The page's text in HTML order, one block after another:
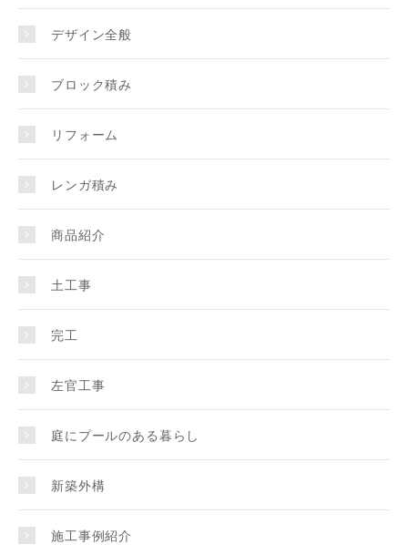
デザイン全般
ブロック積み
リフォーム
レンガ積み
商品紹介
土工事
完工
左官工事
庭にプールのある暮らし
新築外構
施工事例紹介